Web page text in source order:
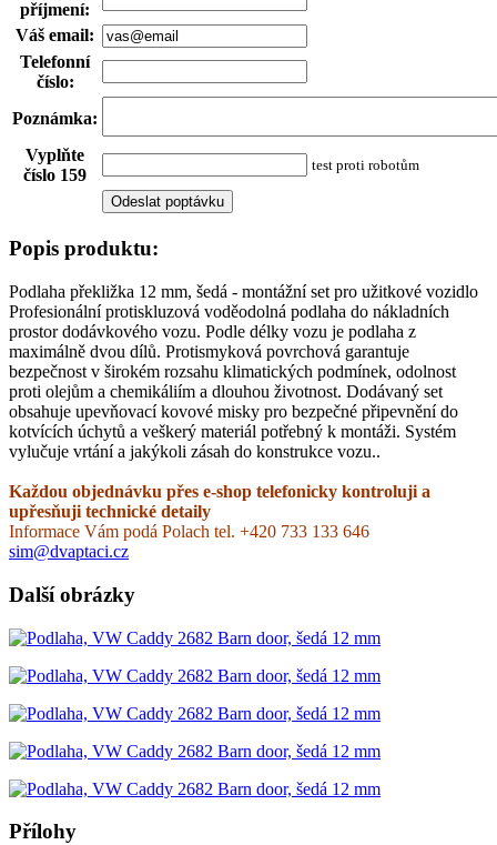
příjmení:
Váš email:
Telefonní
číslo:
Poznámka:
Vyplňte
číslo 159
test proti robotům
Popis produktu:
Podlaha překližka 12 mm, šedá - montážní set pro užitkové vozidlo
Profesionální protiskluzová voděodolná podlaha do nákladních
prostor dodávkového vozu. Podle délky vozu je podlaha z
maximálně dvou dílů. Protismyková povrchová garantuje
bezpečnost v širokém rozsahu klimatických podmínek, odolnost
proti olejům a chemikáliím a dlouhou životnost. Dodávaný set
obsahuje upevňovací kovové misky pro bezpečné připevnění do
kotvících úchytů a veškerý materiál potřebný k montáži. Systém
vylučuje vrtání a jakýkoli zásah do konstrukce vozu..
Každou objednávku přes e-shop telefonicky kontroluji a
upřesňuji technické detaily
Informace Vám podá Polach tel. +420 733 133 646
sim@dvaptaci.cz
Další obrázky
Přílohy